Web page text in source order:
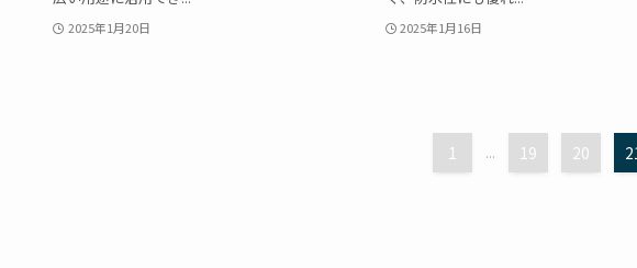
2025年1月20日 2025年1月16日
1 ... 19 20